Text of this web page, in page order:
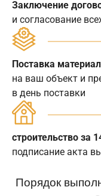
Заключение
и согласование
Поставка
на ваш объект и
в день поставки
строительство за
подписание акта
Порядок